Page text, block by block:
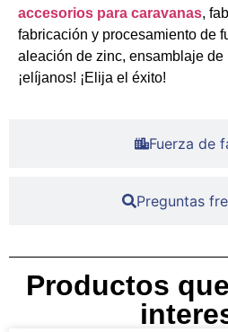
Fuerza de
Preguntas
accesorios para caravanas,
fabricación y procesamiento de
aleación de zinc, ensamblaje
¡elíjanos! ¡Elija el éxito!
Productos